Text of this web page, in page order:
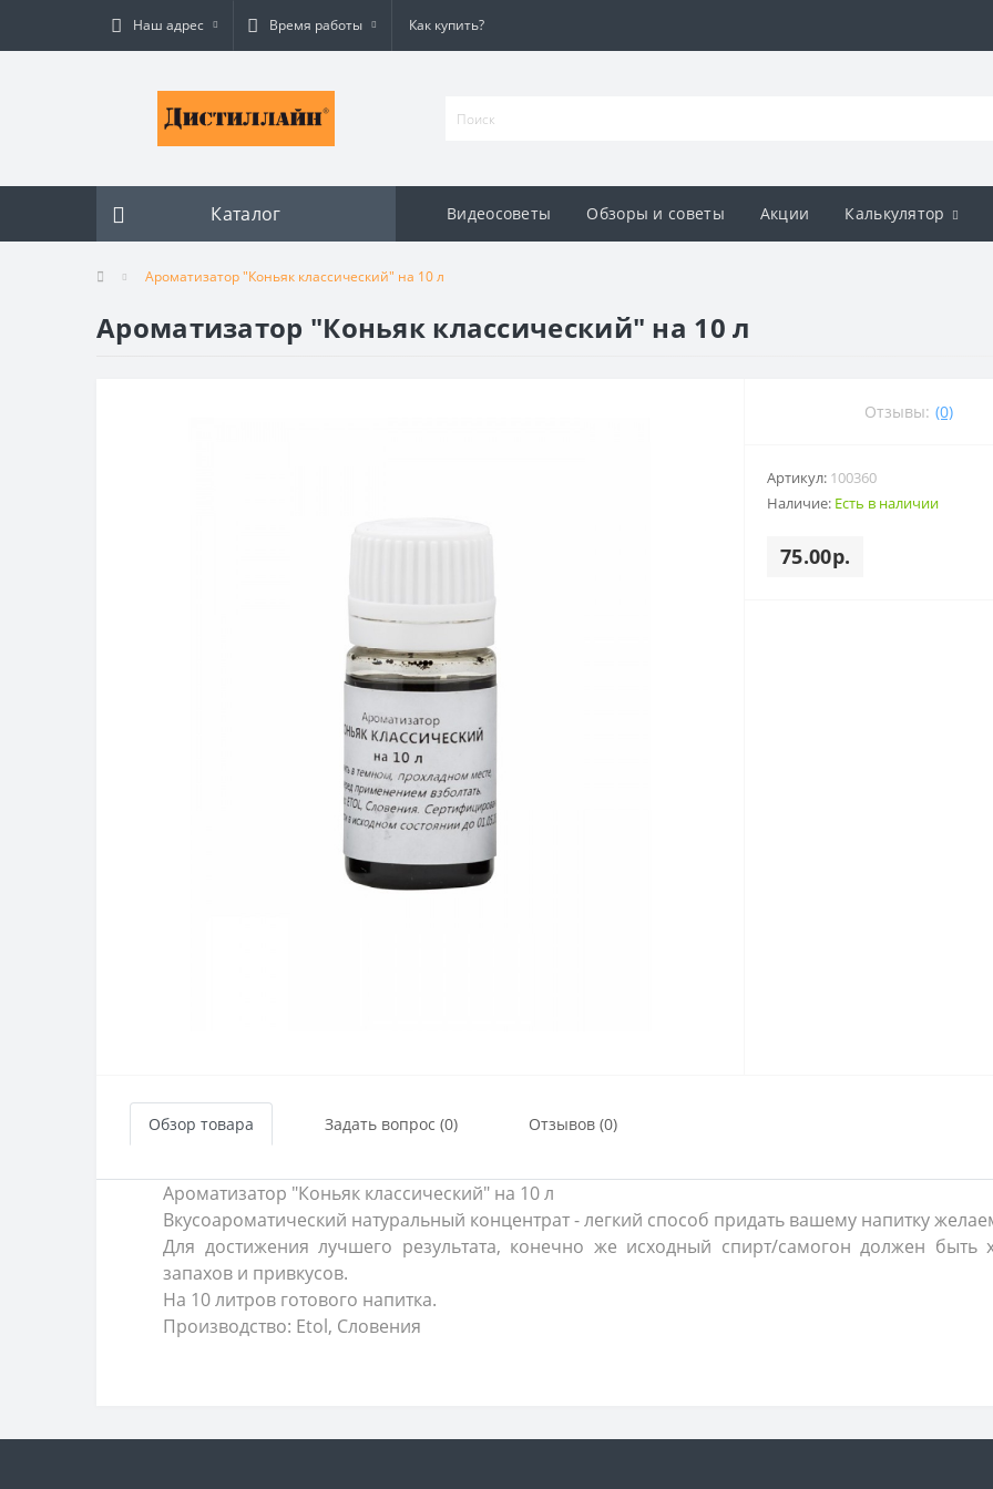
Наш адрес Время работы Как купить?
Каталог Видеосоветы Обзоры и советы Акции Калькулятор
Ароматизатор "Коньяк классический" на 10 л
Ароматизатор "Коньяк классический" на 10 л
Отзывы: (0)
Артикул: 100360
Наличие: Есть в наличии
75.00р.
Обзор товара Задать вопрос (0) Отзывов (0)
Ароматизатор "Коньяк классический" на 10 л
Вкусоароматический натуральный концентрат - легкий способ придать вашему напитку
Для достижения лучшего результата, конечно же исходный спирт/самогон должен быть
запахов и привкусов.
На 10 литров готового напитка.
Производство: Etol, Словения